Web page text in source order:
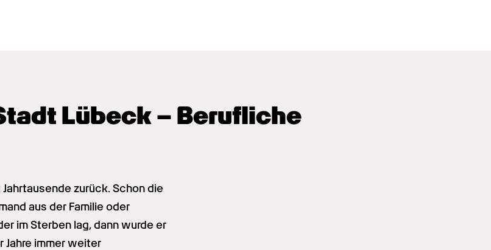
Lübeck – Berufliche
zurück. Schon die
aus der Familie oder
im Sterben lag, dann wurde er
immer weiter